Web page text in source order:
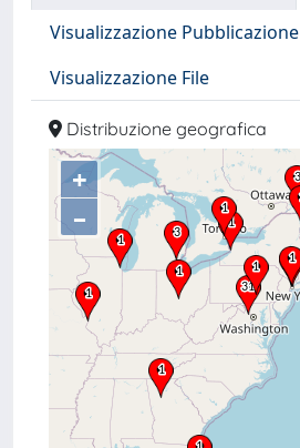
Visualizzazione Pubblicazione
Visualizzazione File
Distribuzione geografica
+
–